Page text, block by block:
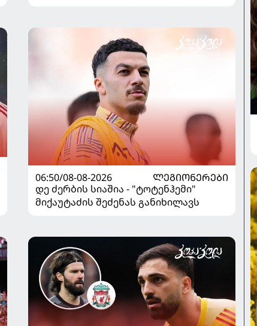
06:50/08-08-2026
ᲚᲔᲒᲘᲝᲜᲔᲠᲔᲑᲘ
დე ძერბის სიაშია - "ტოტენჰემი"
მიქაუტაძის შეძენას განიხილავს